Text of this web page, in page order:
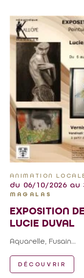
ANIMATION
du 06/10/2026 au
MAGALAS
EXPOSITION
LUCIE DUVAL
Aquarelle, Fusain...
DÉCOUVRIR